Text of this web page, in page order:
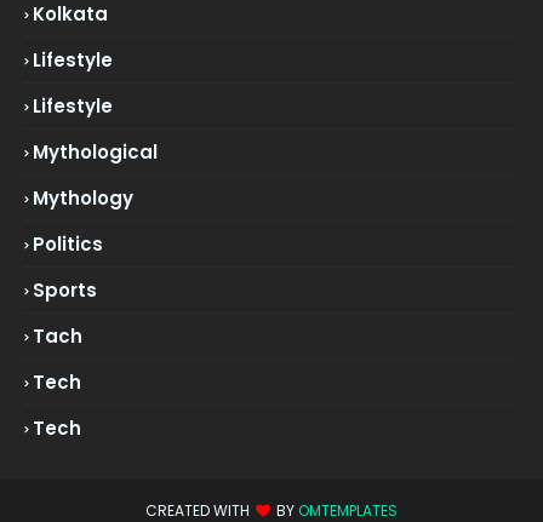
Kolkata
Lifestyle
Lifestyle
Mythological
Mythology
Politics
Sports
Tach
Tech
Tech
CREATED WITH BY OMTEMPLATES